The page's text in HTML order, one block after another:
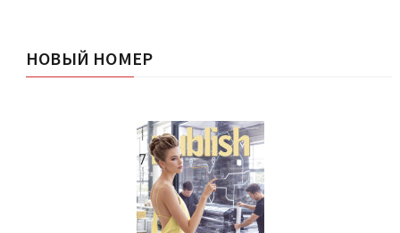
НОВЫЙ НОМЕР